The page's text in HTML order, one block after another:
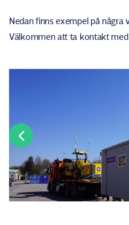
Nedan finns exempel på några
Välkommen att ta kontakt